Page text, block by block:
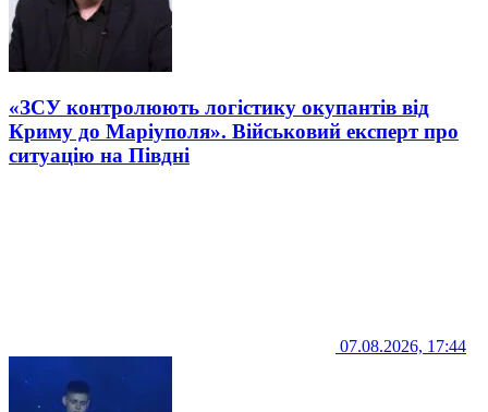
«ЗСУ контролюють логістику окупантів від
Криму до Маріуполя». Військовий експерт про
ситуацію на Півдні
07.08.2026, 17:44